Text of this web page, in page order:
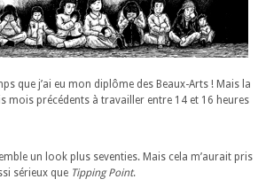
que j’ai eu mon diplôme des Beaux-Arts ! Mais la
mois précédents à travailler entre 14 et 16 heures
un look plus seventies. Mais cela m’aurait pris
sérieux que Tipping Point.